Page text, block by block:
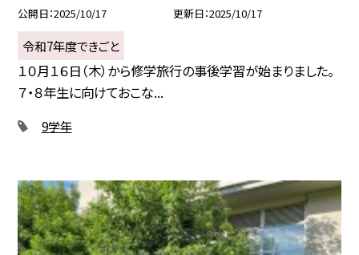
公開日 2025/10/17 更新日 2025/10/17
令和7年度できごと
１０月１６日（木）から修学旅行の事後学習が始まりました。
７・８年生に向けておこな...
9学年